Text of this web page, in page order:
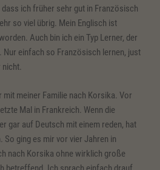
ich früher sehr gut in Französisch
so viel übrig. Mein Englisch ist
Auch bin ich ein Typ Lerner, der
Nur einfach so Französisch lernen, just
meiner Familie nach Korsika. Vor
Mal in Frankreich. Wenn die
gar auf Deutsch mit einem reden, hat
So ging es mir vor vier Jahren in
nach Korsika ohne wirklich große